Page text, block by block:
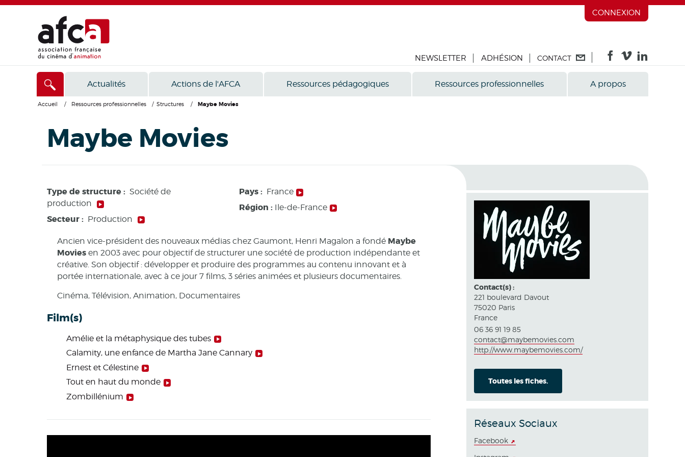
CONNEXION
NEWSLETTER ADHÉSION CONTACT
Actualités Actions de l'AFCA Ressources pédagogiques Ressources professionnelles A propos
Accueil / Ressources professionnelles / Structures / Maybe Movies
Maybe Movies
Type de structure : Société de
production
Secteur : Production
Pays : France
Région : Ile-de-France
Ancien vice-président des nouveaux médias chez Gaumont, Henri Magalon a fondé Maybe
Movies en 2003 avec pour objectif de structurer une société de production indépendante et
créative. Son objectif : développer et produire des programmes au contenu innovant et à
portée internationale, avec à ce jour 7 films, 3 séries animées et plusieurs documentaires.
Cinéma, Télévision, Animation, Documentaires
Film(s)
Amélie et la métaphysique des tubes
Calamity, une enfance de Martha Jane Cannary
Ernest et Célestine
Tout en haut du monde
Zombillénium
Contact(s) :
221 boulevard Davout
75020 Paris
France
06 36 91 19 85
contact@maybemovies.com
http://www.maybemovies.com/
Toutes les fiches.
Réseaux Sociaux
Facebook